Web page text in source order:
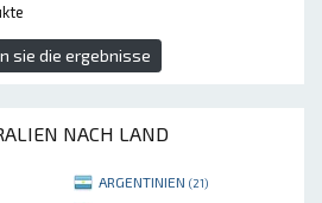
sie die ergebnisse
NACH LAND
ARGENTINIEN (21)